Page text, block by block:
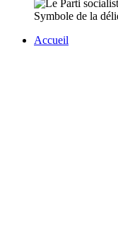
Symbole de la
Accueil